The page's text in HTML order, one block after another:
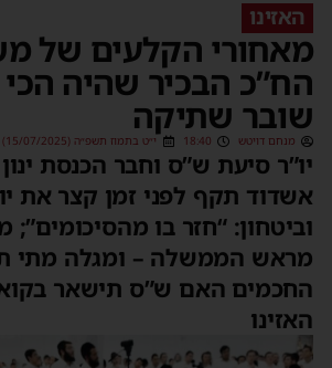
האזינו
הקלעים של
הבכיר שהיה הכי
שתיקה
מנחם דויטש 18:40 י״ט בתמוז תשפ״ה (15/07/2025)
סיעת ש”ס וחבר הכנסת ינון
תקף לפני זמן קצר את
“חזר בו מהסיכומים”;
הממשלה – ומגלה מתי
האם ש”ס תישאר